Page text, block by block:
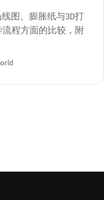
图、膨胀纸与3D打
程方面的比较，附